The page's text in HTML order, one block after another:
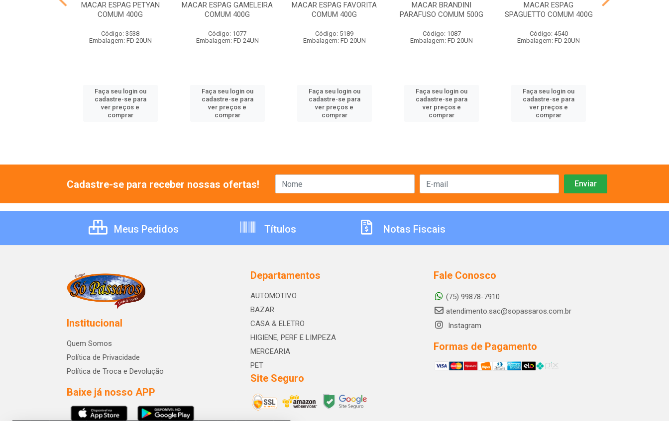
MACAR ESPAG PETYAN
COMUM 400G
Código: 3538
Embalagem: FD 20UN
Faça seu login ou
cadastre-se para
ver preços e
comprar
MACAR ESPAG GAMELEIRA
COMUM 400G
Código: 1077
Embalagem: FD 24UN
Faça seu login ou
cadastre-se para
ver preços e
comprar
MACAR ESPAG FAVORITA
COMUM 400G
Código: 5189
Embalagem: FD 20UN
Faça seu login ou
cadastre-se para
ver preços e
comprar
MACAR BRANDINI
PARAFUSO COMUM 500G
Código: 1087
Embalagem: FD 20UN
Faça seu login ou
cadastre-se para
ver preços e
comprar
MACAR ESPAG
SPAGUETTO COMUM 400G
Código: 4540
Embalagem: FD 20UN
Faça seu login ou
cadastre-se para
ver preços e
comprar
Cadastre-se para receber nossas ofertas!
Meus Pedidos Títulos Notas Fiscais
Institucional
Quem Somos
Política de Privacidade
Política de Troca e Devolução
Baixe já nosso APP
Departamentos
AUTOMOTIVO
BAZAR
CASA & ELETRO
HIGIENE, PERF E LIMPEZA
MERCEARIA
PET
Site Seguro
Fale Conosco
(75) 99878-7910
atendimento.sac@sopassaros.com.br
Instagram
Formas de Pagamento